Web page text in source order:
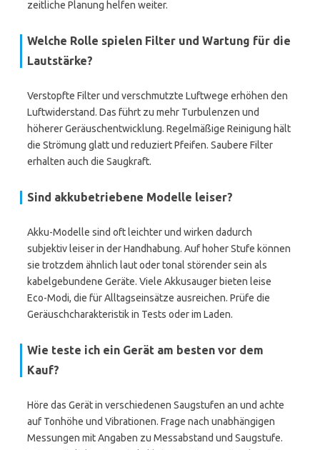
zeitliche Planung helfen weiter.
Welche Rolle spielen Filter und Wartung für die
Lautstärke?
Verstopfte Filter und verschmutzte Luftwege erhöhen den
Luftwiderstand. Das führt zu mehr Turbulenzen und
höherer Geräuschentwicklung. Regelmäßige Reinigung hält
die Strömung glatt und reduziert Pfeifen. Saubere Filter
erhalten auch die Saugkraft.
Sind akkubetriebene Modelle leiser?
Akku-Modelle sind oft leichter und wirken dadurch
subjektiv leiser in der Handhabung. Auf hoher Stufe können
sie trotzdem ähnlich laut oder tonal störender sein als
kabelgebundene Geräte. Viele Akkusauger bieten leise
Eco-Modi, die für Alltagseinsätze ausreichen. Prüfe die
Geräuschcharakteristik in Tests oder im Laden.
Wie teste ich ein Gerät am besten vor dem
Kauf?
Höre das Gerät in verschiedenen Saugstufen an und achte
auf Tonhöhe und Vibrationen. Frage nach unabhängigen
Messungen mit Angaben zu Messabstand und Saugstufe.